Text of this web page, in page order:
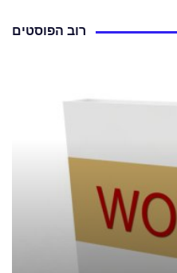
רוב הפוסטים